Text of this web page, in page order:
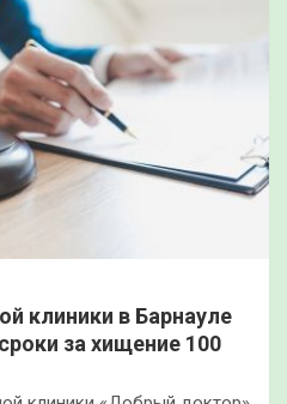
клиники в Барнауле
за хищение 100